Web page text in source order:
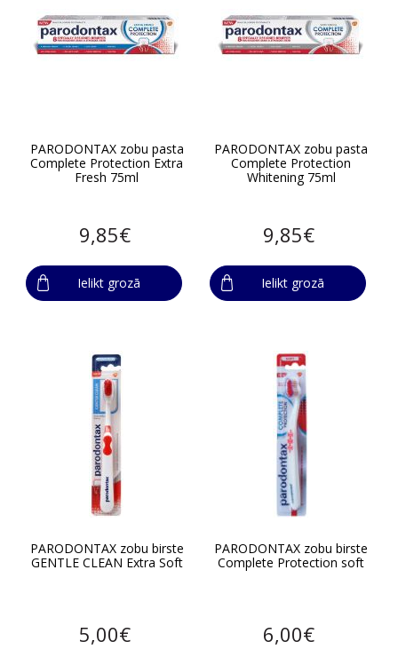
PARODONTAX zobu pasta
Complete Protection Extra
Fresh 75ml
9,85€
Ielikt grozā
PARODONTAX zobu pasta
Complete Protection
Whitening 75ml
9,85€
Ielikt grozā
PARODONTAX zobu birste
GENTLE CLEAN Extra Soft
5,00€
PARODONTAX zobu birste
Complete Protection soft
6,00€